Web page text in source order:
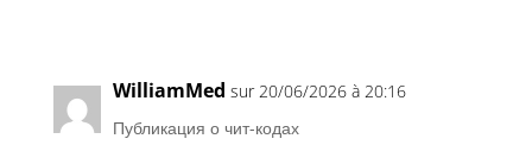
WilliamMed sur 20/06/2026 à 20:16
Публикация о чит-кодах